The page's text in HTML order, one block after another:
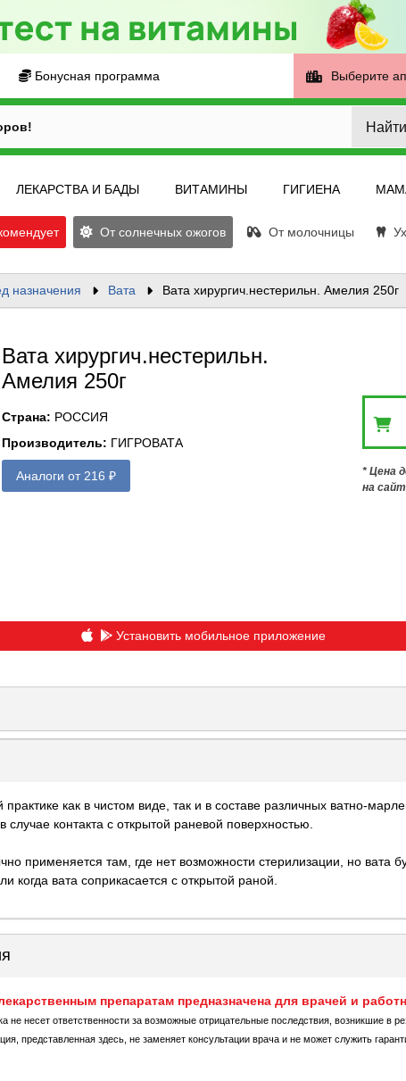
Бонусная программа Выберите
Найти
ЛЕКАРСТВА И БАДЫ ВИТАМИНЫ ГИГИЕНА
От солнечных ожогов От молочницы
назначения Вата Вата хирургич.нестерильн. Амелия 250г
Вата хирургич.нестерильн.
Амелия 250г
Страна: РОССИЯ
Производитель: ГИГРОВАТА
Аналоги от 216 ₽
* Цена
на
Установить мобильное приложение
как в чистом виде, так и в составе различных ватно-
контакта с открытой раневой поверхностью.
применяется там, где нет возможности стерилизации, но вата
когда вата соприкасается с открытой раной.
препаратам предназначена для врачей и
не несет ответственности за возможные отрицательные последствия, возникшие в
представленная здесь, не заменяет консультации врача и не может служить